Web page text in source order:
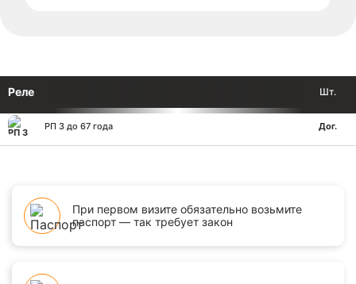
Реле Шт.
РП 3 до 67 года Дог.
При первом визите обязательно возьмите
паспорт — так требует закон